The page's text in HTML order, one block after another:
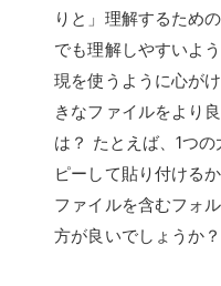
りと」理解するため
でも理解しやすいよ
現を使うように心が
きなファイルをより
は？ たとえば、1つ
ピーして貼り付ける
ファイルを含むフォ
方が良いでしょうか？